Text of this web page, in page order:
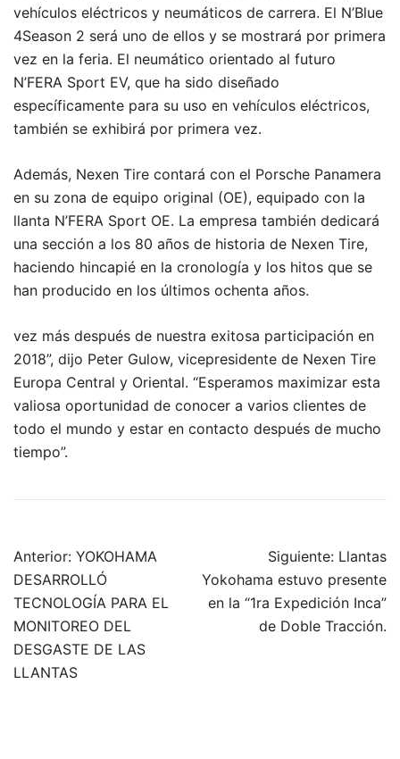
vehículos eléctricos y neumáticos de carrera. El N’Blue
4Season 2 será uno de ellos y se mostrará por primera
vez en la feria. El neumático orientado al futuro
N’FERA Sport EV, que ha sido diseñado
específicamente para su uso en vehículos eléctricos,
también se exhibirá por primera vez.
Además, Nexen Tire contará con el Porsche Panamera
en su zona de equipo original (OE), equipado con la
llanta N’FERA Sport OE. La empresa también dedicará
una sección a los 80 años de historia de Nexen Tire,
haciendo hincapié en la cronología y los hitos que se
han producido en los últimos ochenta años.
vez más después de nuestra exitosa participación en
2018”, dijo Peter Gulow, vicepresidente de Nexen Tire
Europa Central y Oriental. “Esperamos maximizar esta
valiosa oportunidad de conocer a varios clientes de
todo el mundo y estar en contacto después de mucho
tiempo”.
Navegación
de
entradas
Anterior: YOKOHAMA
DESARROLLÓ
TECNOLOGÍA PARA EL
MONITOREO DEL
DESGASTE DE LAS
LLANTAS
Siguiente: Llantas
Yokohama estuvo presente
en la “1ra Expedición Inca”
de Doble Tracción.